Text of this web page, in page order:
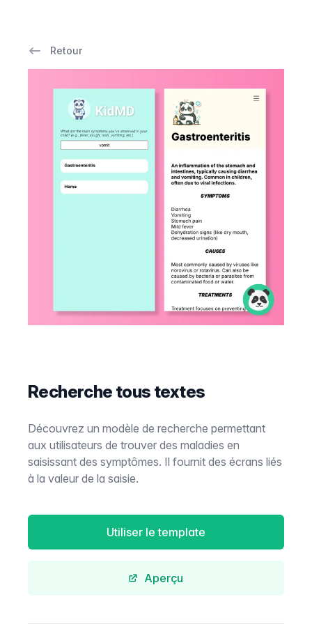
Retour
Recherche tous textes
Découvrez un modèle de recherche permettant
aux utilisateurs de trouver des maladies en
saisissant des symptômes. Il fournit des écrans liés
à la valeur de la saisie.
Utiliser le template
Aperçu